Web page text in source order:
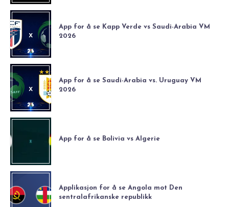
App for å se Kapp Verde vs Saudi-Arabia VM
2026
App for å se Saudi-Arabia vs. Uruguay VM
2026
App for å se Bolivia vs Algerie
Applikasjon for å se Angola mot Den
sentralafrikanske republikk